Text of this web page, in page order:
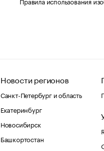
Новости регионов
Санкт-Петербург и область
Екатеринбург
Новосибирск
Башкортостан